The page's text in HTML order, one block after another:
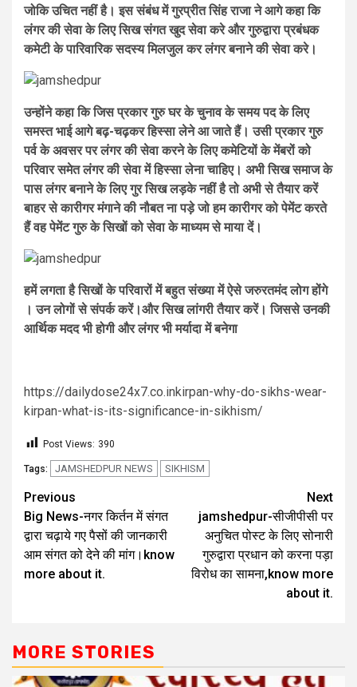
जोकि उचित नहीं है। इस संबंध में गुरप्रीत सिंह राजा ने आगे कहा कि
लंगर की सेवा के लिए सिख संगत खुद सेवा करे और गुरुद्वारा प्रबंधक
कमेटी के पारिवारिक सदस्य मिलजुल कर लंगर बनाने की सेवा करे।
उन्होंने कहा कि जिस प्रकार गुरु घर के चुनाव के समय पद के लिए
समस्त भाई आगे बढ़-चढ़कर हिस्सा लेने आ जाते हैं। उसी प्रकार गुरु
पर्व के अवसर पर लंगर की सेवा करने के लिए कमेटियों के मेंबरों को
परिवार समेत लंगर की सेवा में हिस्सा लेना चाहिए। अभी सिख समाज के
पास लंगर बनाने के लिए गुर सिख लड़के नहीं है तो अभी से तैयार करें
बाहर से कारीगर मंगाने की नौबत ना पड़े जो हम कारीगर को पेमेंट करते
हैं वह पेमेंट गुरु के सिखों को सेवा के माध्यम से माया दें।
हमें लगता है सिखों के परिवारों में बहुत संख्या में ऐसे जरुरतमंद लोग होंगे
। उन लोगों से संपर्क करें।और सिख लांगरी तैयार करें। जिससे उनकी
आर्थिक मदद भी होगी और लंगर भी मर्यादा में बनेगा
https://dailydose24x7.co.inkirpan-why-do-sikhs-wear-
kirpan-what-is-its-significance-in-sikhism/
Post Views: 390
Tags: JAMSHEDPUR NEWS SIKHISM
Previous
Big News-नगर किर्तन में संगत
द्वारा चढ़ाये गए पैसों की जानकारी
आम संगत को देने की मांग।know
more about it.
Next
jamshedpur-सीजीपीसी पर
अनुचित पोस्ट के लिए सोनारी
गुरुद्वारा प्रधान को करना पड़ा
विरोध का सामना,know more
about it.
MORE STORIES